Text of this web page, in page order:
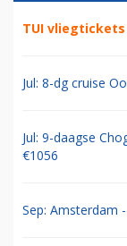
TUI vliegtickets
Jul: 8-dg cruise
Jul: 9-daagse
€1056
Sep: Amsterdam